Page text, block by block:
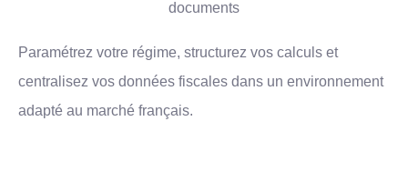
Paramétrez votre régime, structurez vos calculs et
centralisez vos données fiscales dans un environnement
adapté au marché français.